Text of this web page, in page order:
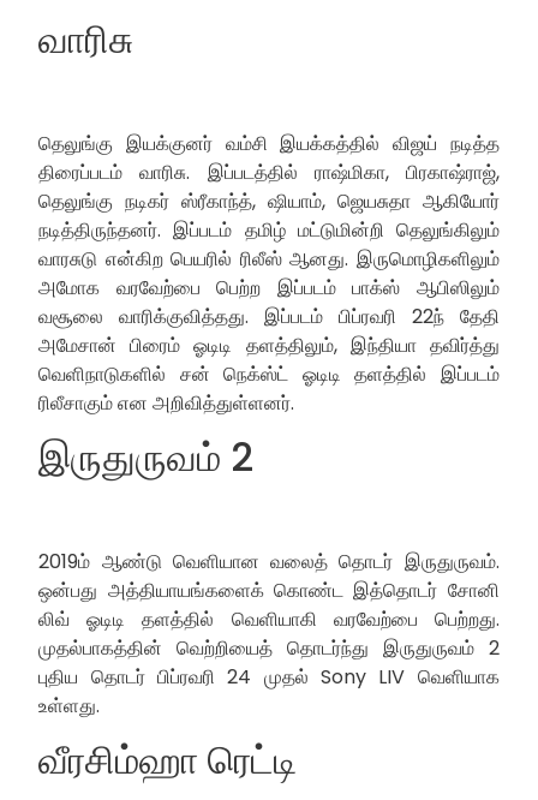
வாரிசு
தெலுங்கு இயக்குனர் வம்சி இயக்கத்தில் விஜய் நடித்த
திரைப்படம் வாரிசு. இப்படத்தில் ராஷ்மிகா, பிரகாஷ்ராஜ்,
தெலுங்கு நடிகர் ஸ்ரீகாந்த், ஷியாம், ஜெயசுதா ஆகியோர்
நடித்திருந்தனர். இப்படம் தமிழ் மட்டுமின்றி தெலுங்கிலும்
வாரசுடு என்கிற பெயரில் ரிலீஸ் ஆனது. இருமொழிகளிலும்
அமோக வரவேற்பை பெற்ற இப்படம் பாக்ஸ் ஆபிஸிலும்
வசூலை வாரிக்குவித்தது. இப்படம் பிப்ரவரி 22ந் தேதி
அமேசான் பிரைம் ஓடிடி தளத்திலும், இந்தியா தவிர்த்து
வெளிநாடுகளில் சன் நெக்ஸ்ட் ஓடிடி தளத்தில் இப்படம்
ரிலீசாகும் என அறிவித்துள்ளனர்.
இருதுருவம் 2
2019ம் ஆண்டு வெளியான வலைத் தொடர் இருதுருவம்.
ஒன்பது அத்தியாயங்களைக் கொண்ட இத்தொடர் சோனி
லிவ் ஓடிடி தளத்தில் வெளியாகி வரவேற்பை பெற்றது.
முதல்பாகத்தின் வெற்றியைத் தொடர்ந்து இருதுருவம் 2
புதிய தொடர் பிப்ரவரி 24 முதல் Sony LIV வெளியாக
உள்ளது.
வீரசிம்ஹா ரெட்டி